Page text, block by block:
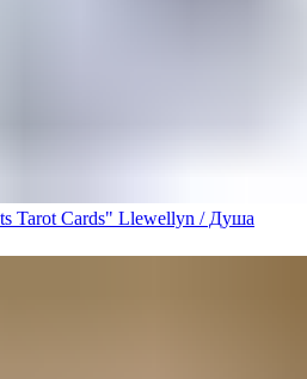
Tarot Cards" Llewellyn / Душа